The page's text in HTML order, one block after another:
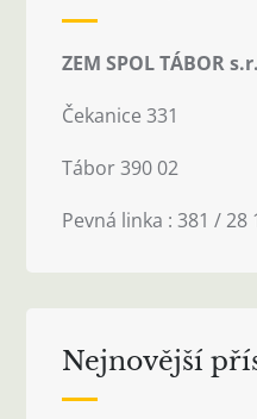
ZEM SPOL TÁBOR
Čekanice 331
Tábor 390 02
Pevná linka : 381 / 28
Nejnovější